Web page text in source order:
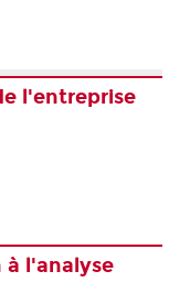
l'entreprise
l'analyse